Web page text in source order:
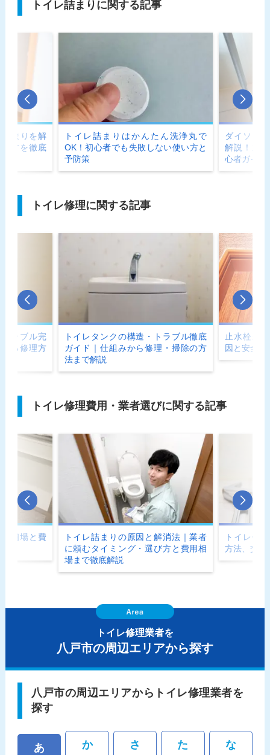
トイレ詰まりに関する記事
詰まりを解
方を徹底
トイレ詰まりはかんたん洗浄丸で
OK！初心者でも失敗しない使い方と
予防策
ダイソー
解説！水
心者ガイド
トイレ修理に関する記事
ラブル完
る修理方
トイレタンクの構造・トラブル徹底
ガイド｜仕組みから修理・掃除の方
法まで解説
止水栓が
因と安全
トイレ修理費用・業者選びに関する記事
相場と費
トイレ詰まりの原因と解消法｜業者
に頼むタイミング・選び方と費用相
場まで徹底解説
トイレ修
方法、交換
トイレ修理業者を
八戸市の周辺エリアから探す
八戸市の周辺エリアからトイレ修理業者を
探す
あ か さ た な